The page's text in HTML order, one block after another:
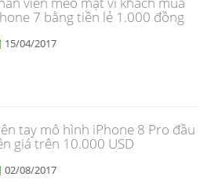
7 bằng tiền lẻ 1.000 đồng
15/04/2017
tay mô hình iPhone 8 Pro đầu
giá trên 10.000 USD
02/08/2017